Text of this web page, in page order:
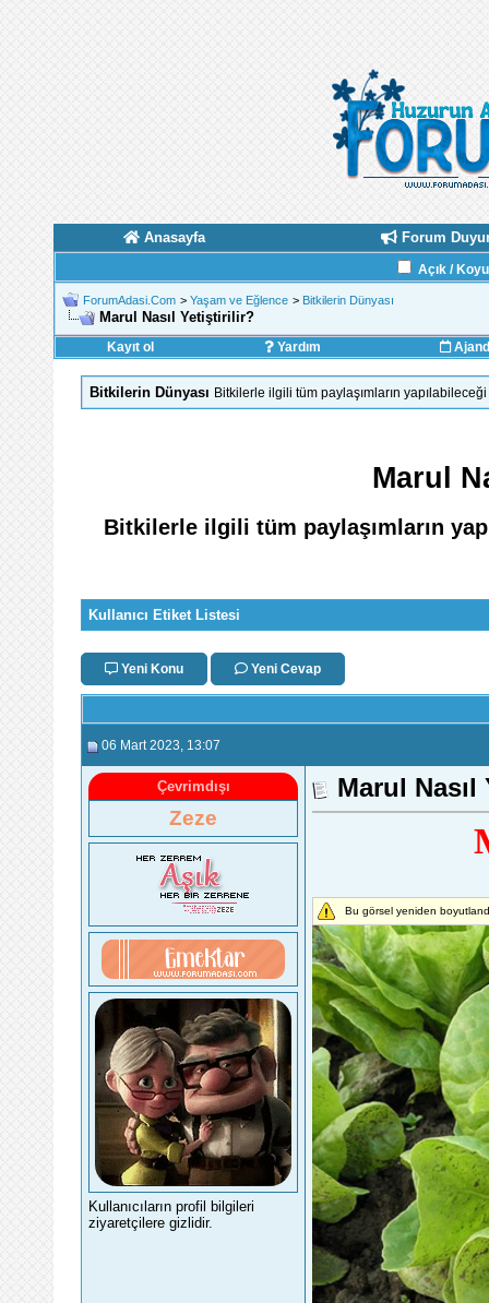
Anasayfa Forum
Açık /
ForumAdasi.Com > Yaşam ve Eğlence > Bitkilerin Dünyası
Marul Nasıl Yetiştirilir?
Kayıt ol Yardım
Bitkilerin Dünyası Bitkilerle ilgili tüm paylaşımların
Marul
Bitkilerle ilgili tüm paylaşımların
Kullanıcı Etiket Listesi
Yeni Konu Yeni Cevap
06 Mart 2023 , 13:07
Çevrimdışı
Zeze
Kullanıcıların profil bilgileri
ziyaretçilere gizlidir.
Marul
Bu görsel yeniden